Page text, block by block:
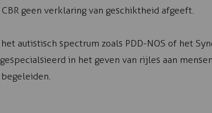
geen verklaring van geschiktheid afgeeft.
autistisch spectrum zoals PDD-NOS of het
in het geven van rijles aan